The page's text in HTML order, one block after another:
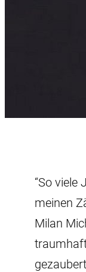
“So viele
meinen
Milan